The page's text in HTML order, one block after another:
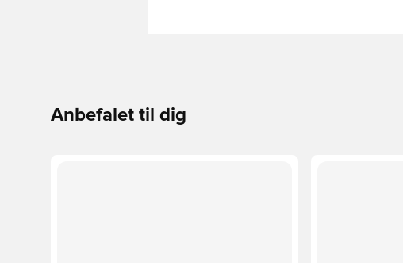
Anbefalet til dig